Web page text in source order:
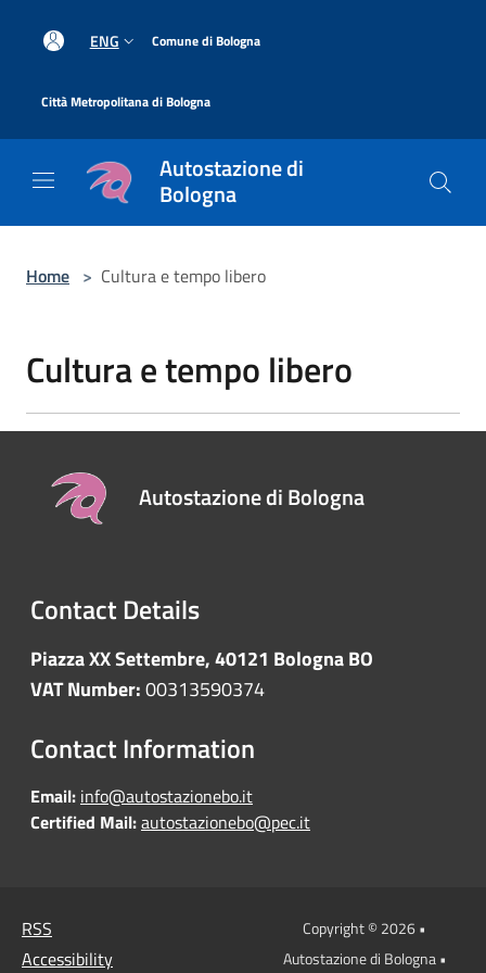
ENG Comune di Bologna
Città Metropolitana di Bologna
Autostazione di
Bologna
Home > Cultura e tempo libero
Cultura e tempo libero
Autostazione di Bologna
Contact Details
Piazza XX Settembre, 40121 Bologna BO
VAT Number:00313590374
Contact Information
Email: info@autostazionebo.it
Certified Mail:autostazionebo@pec.it
RSS
Accessibility
Copyright © 2026 •
Autostazione di Bologna •